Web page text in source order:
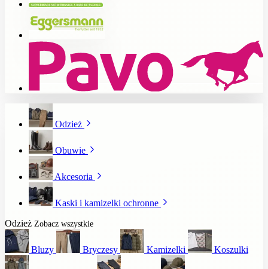
Odzież
Obuwie
Akcesoria
Kaski i kamizelki ochronne
Odzież Zobacz wszystkie
Bluzy Bryczesy Kamizelki Koszulki